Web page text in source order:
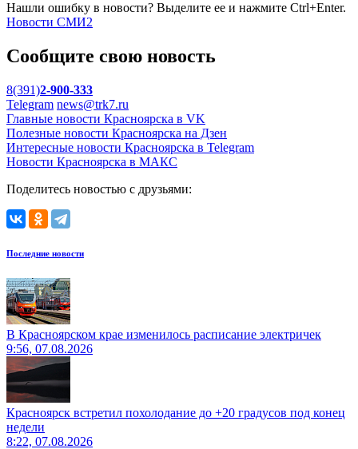
Нашли ошибку в новости? Выделите ее и нажмите Ctrl+Enter.
Новости СМИ2
Сообщите свою новость
8(391)2-900-333
Telegram news@trk7.ru
Главные новости Красноярска в VK
Полезные новости Красноярска на Дзен
Интересные новости Красноярска в Telegram
Новости Красноярска в МАКС
Поделитесь новостью с друзьями:
Последние новости
В Красноярском крае изменилось расписание электричек
9:56, 07.08.2026
Красноярск встретил похолодание до +20 градусов под конец
недели
8:22, 07.08.2026